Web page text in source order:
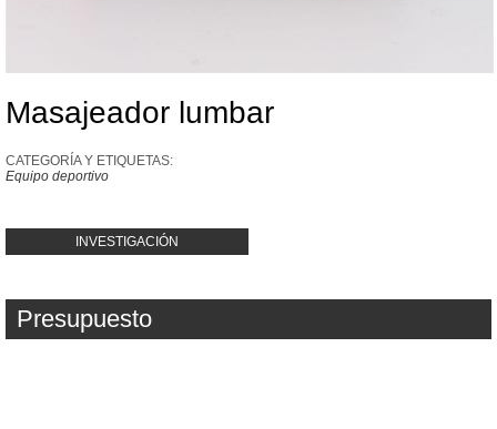
Masajeador lumbar
CATEGORÍA Y ETIQUETAS:
Equipo deportivo
INVESTIGACIÓN
Presupuesto